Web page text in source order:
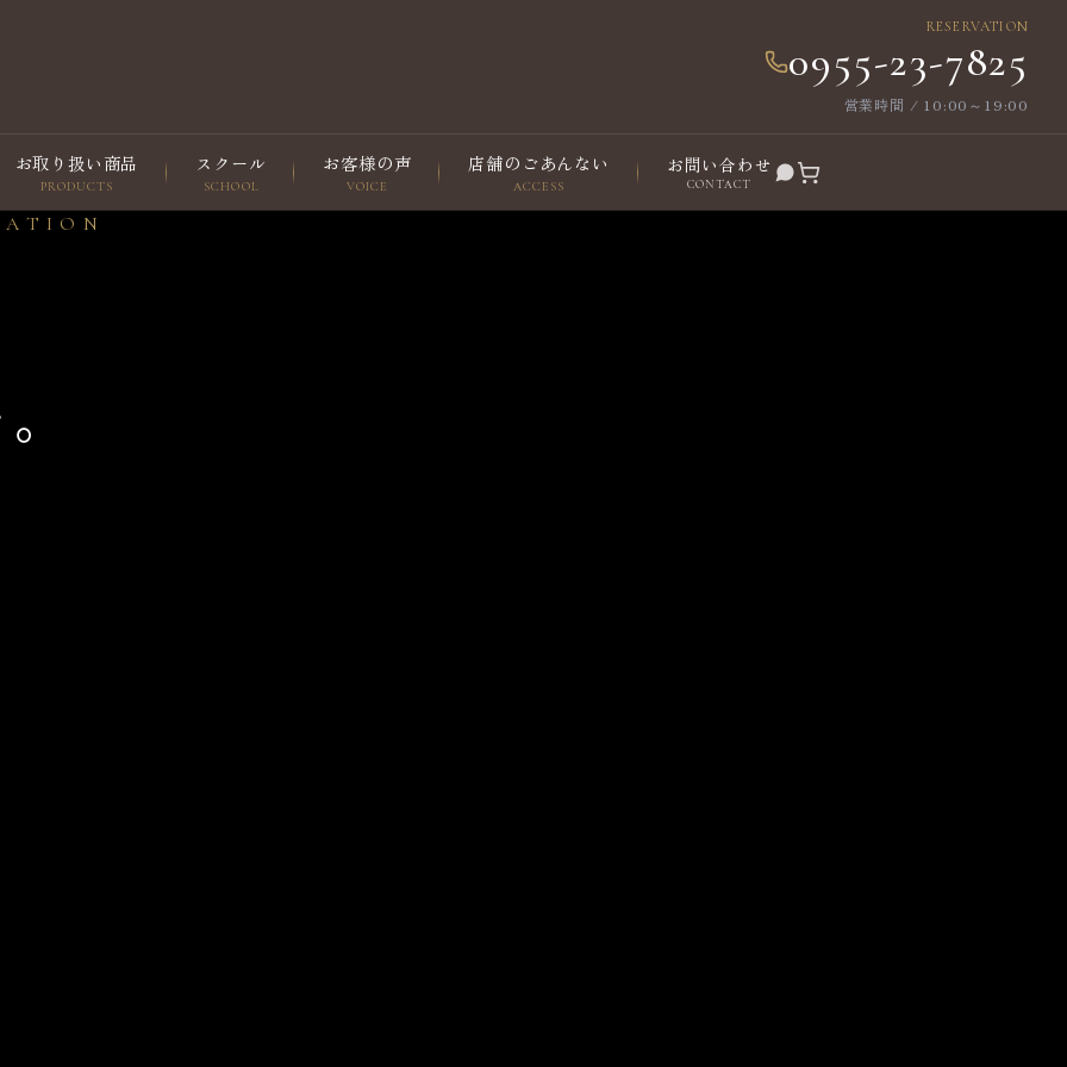
RESERVATION
0955-23-7825
営業時間 / 10:00～19:00
お取り扱い商品
PRODUCTS
スクール
SCHOOL
お客様の声
VOICE
店舗のごあんない
ACCESS
お問い合わせ
CONTACT